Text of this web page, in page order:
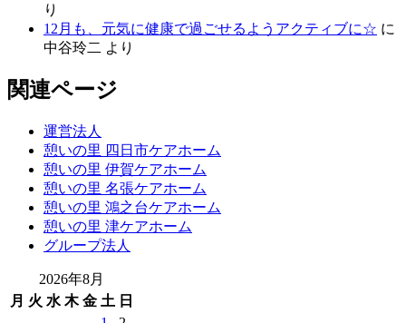
り
12月も、元気に健康で過ごせるようアクティブに☆ に
中谷玲二 より
関連ページ
運営法人
憩いの里 四日市ケアホーム
憩いの里 伊賀ケアホーム
憩いの里 名張ケアホーム
憩いの里 鴻之台ケアホーム
憩いの里 津ケアホーム
グループ法人
2026年8月
月 火 水 木 金 土 日